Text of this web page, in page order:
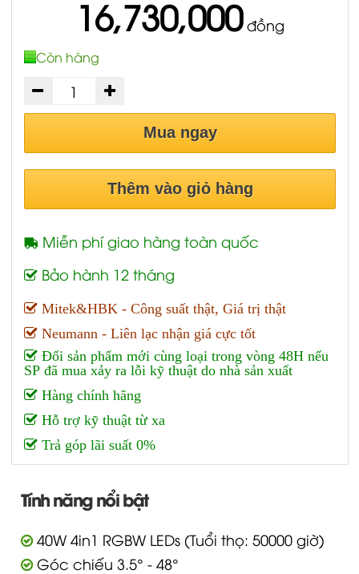
16,730,000đồng
Còn hàng
Mua ngay
Thêm vào giỏ hàng
Miễn phí giao hàng toàn quốc
Bảo hành 12 tháng
Mitek&HBK - Công suất thật, Giá trị thật
Neumann - Liên lạc nhận giá cực tốt
Đổi sản phẩm mới cùng loại trong vòng 48H nếu
SP đã mua xảy ra lỗi kỹ thuật do nhà sản xuất
Hàng chính hãng
Hỗ trợ kỹ thuật từ xa
Trả góp lãi suất 0%
Tính năng nổi bật
40W 4in1 RGBW LEDs (Tuổi thọ: 50000 giờ)
Góc chiếu 3.5° - 48°